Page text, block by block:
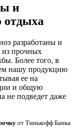
и
отдыха
разработаны и
из прочных
Более того, в
нашу продукцию
ее на
и общую
не подведет даже
от Тинькофф Банка